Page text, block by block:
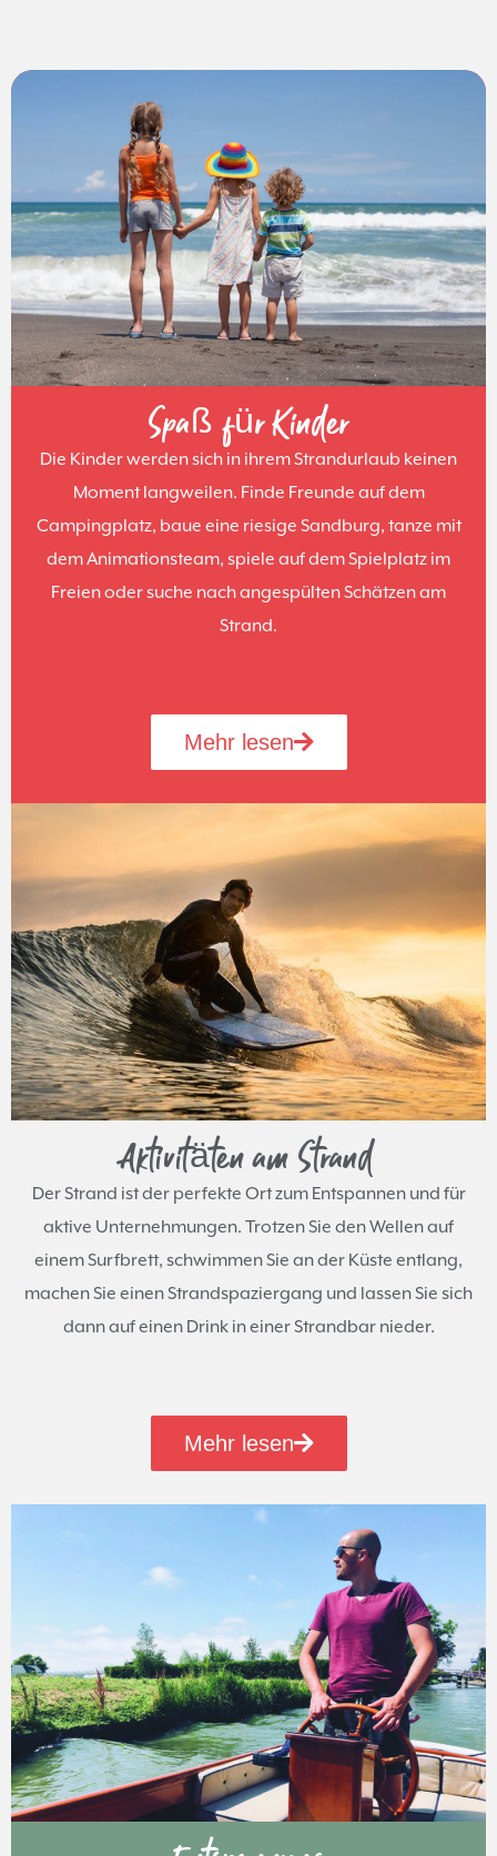
Spaß für Kinder
Die Kinder werden sich in ihrem Strandurlaub keinen
Moment langweilen. Finde Freunde auf dem
Campingplatz, baue eine riesige Sandburg, tanze mit
dem Animationsteam, spiele auf dem Spielplatz im
Freien oder suche nach angespülten Schätzen am
Strand.
Mehr lesen
Aktivitäten am Strand
Der Strand ist der perfekte Ort zum Entspannen und für
aktive Unternehmungen. Trotzen Sie den Wellen auf
einem Surfbrett, schwimmen Sie an der Küste entlang,
machen Sie einen Strandspaziergang und lassen Sie sich
dann auf einen Drink in einer Strandbar nieder.
Mehr lesen